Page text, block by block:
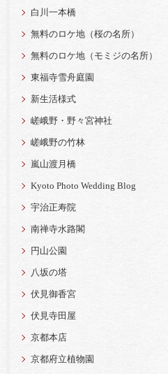
白川一本橋
無料のロケ地（桜の名所）
無料のロケ地（モミジの名所）
東福寺雪舟庭園
新生活様式
嵯峨野・野々宮神社
嵯峨野の竹林
嵐山渡月橋
Kyoto Photo Wedding Blog
宇治正寿院
南禅寺水路閣
円山公園
八坂の塔
伏見御香宮
伏見寺田屋
京都本店
京都府立植物園